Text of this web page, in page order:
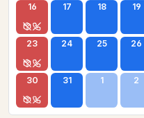
16 17 18 19
23 24 25 26
30 31 1 2